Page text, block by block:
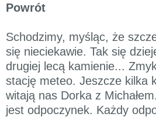
Powrót
Schodzimy, myśląc, że
się nieciekawie. Tak się
drugiej lecą kamienie...
stację meteo. Jeszcze kilka
witają nas Dorka z
jest odpoczynek. Każdy